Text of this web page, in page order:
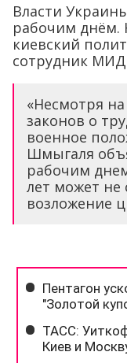
Власти
рабочим днём.
киевский
сотрудник
«Несмотря
законов о
военное
Шмыгаля
рабочим
лет может не
возложение